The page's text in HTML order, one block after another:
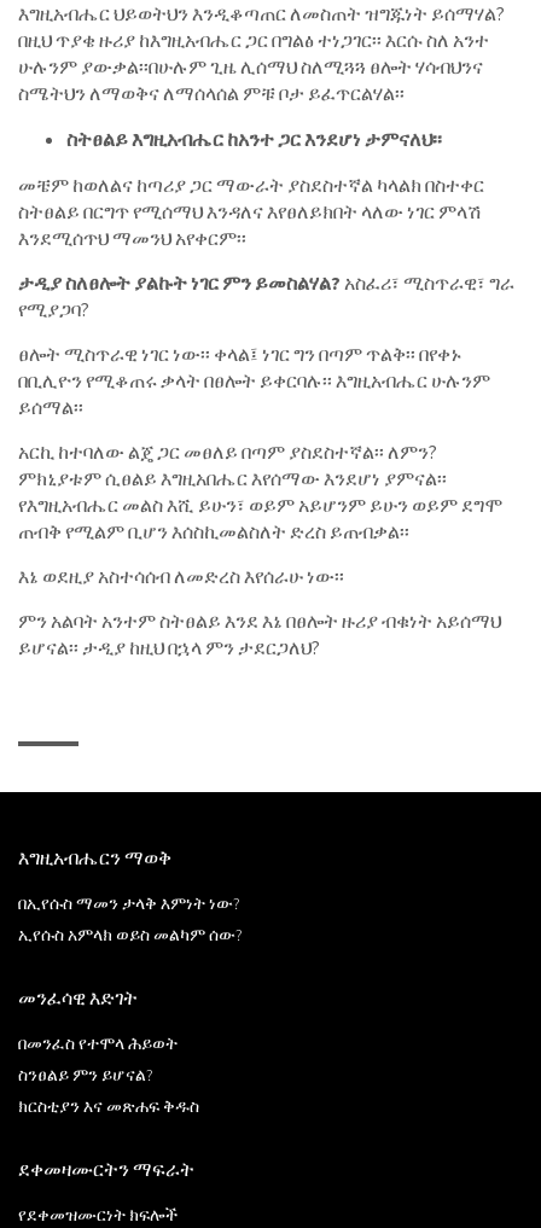
እግዚአብሔር ህይወትህን እንዲቆጣጠር ለመስጠት ዝግጁነት ይሰማሃል?
በዚህ ጥያቄ ዙሪያ ከእግዚአብሔር ጋር በግልፅ ተነጋገር፡፡ እርሱ ስለ አንተ
ሁሉንም ያውቃል፡፡በሁሉም ጊዜ ሊሰማህ ስለሚጓጓ ፀሎት ሃሳብህንና
ስሜትህን ለማወቅና ለማሰላሰል ምቹ ቦታ ይፈጥርልሃል፡፡
ስትፀልይ እግዚአብሔር ከአንተ ጋር እንደሆነ ታምናለህ፡፡
መቼም ከወለልና ከጣሪያ ጋር ማውራት ያስደስተኛል ካላልክ በስተቀር
ስትፀልይ በርግጥ የሚሰማህ እንዳለና እየፀለይክበት ላለው ነገር ምላሽ
እንደሚሰጥህ ማመንህ አየቀርም፡፡
ታዲያ ስለፀሎት ያልኩት ነገር ምን ይመስልሃል? አስፈሪ፣ ሚስጥራዊ፣ ግራ
የሚያጋባ?
ፀሎት ሚስጥራዊ ነገር ነው፡፡ ቀላል፤ ነገር ግን በጣም ጥልቅ፡፡ በየቀኑ
በቢሊዮን የሚቆጠሩ ቃላት በፀሎት ይቀርባሉ፡፡ እግዚአብሔር ሁሉንም
ይሰማል፡፡
አርኪ ከተባለው ልጄ ጋር መፀለይ በጣም ያስደስተኛል፡፡ ለምን?
ምክኒያቱም ሲፀልይ እግዚአበሔር እየሰማው እንደሆነ ያምናል፡፡
የእግዚአብሔር መልስ እሺ ይሁን፣ ወይም አይሆንም ይሁን ወይም ደግሞ
ጠብቅ የሚልም ቢሆን እሰስኪመልስለት ድረስ ይጠብቃል፡፡
እኔ ወደዚያ አስተሳሰብ ለመድረስ እየሰራሁ ነው፡፡
ምን አልባት አንተም ስትፀልይ እንደ እኔ በፀሎት ዙሪያ ብቁነት አይሰማህ
ይሆናል፡፡ ታዲያ ከዚህ በኋላ ምን ታደርጋለህ?
እግዚአብሔርን ማወቅ
በኢየሱስ ማመን ታላቅ እምነት ነው?
ኢየሱስ አምላክ ወይስ መልካም ሰው?
መንፈሳዊ እድገት
በመንፈስ የተሞላ ሕይወት
ስንፀልይ ምን ይሆናል?
ክርስቲያን እና መጽሐፍ ቅዱስ
ደቀመዛሙርትን ማፍራት
የደቀመዝሙርነት ክፍሎች